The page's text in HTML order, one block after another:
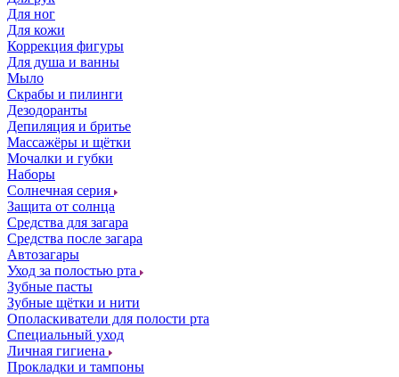
Для ног
Для кожи
Коррекция фигуры
Для душа и ванны
Мыло
Скрабы и пилинги
Дезодоранты
Депиляция и бритье
Массажёры и щётки
Мочалки и губки
Наборы
Солнечная серия
Защита от солнца
Средства для загара
Средства после загара
Автозагары
Уход за полостью рта
Зубные пасты
Зубные щётки и нити
Ополаскиватели для полости рта
Специальный уход
Личная гигиена
Прокладки и тампоны